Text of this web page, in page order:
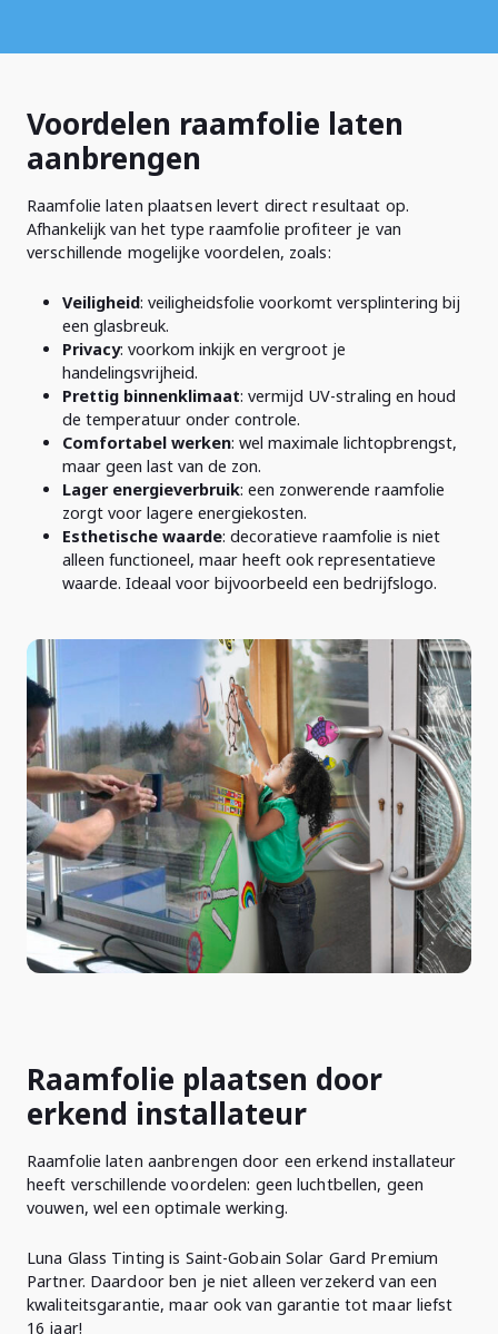
Voordelen raamfolie laten
aanbrengen
Raamfolie laten plaatsen levert direct resultaat op.
Afhankelijk van het type raamfolie profiteer je van
verschillende mogelijke voordelen, zoals:
Veiligheid: veiligheidsfolie voorkomt versplintering bij
een glasbreuk.
Privacy: voorkom inkijk en vergroot je
handelingsvrijheid.
Prettig binnenklimaat: vermijd UV-straling en houd
de temperatuur onder controle.
Comfortabel werken: wel maximale lichtopbrengst,
maar geen last van de zon.
Lager energieverbruik: een zonwerende raamfolie
zorgt voor lagere energiekosten.
Esthetische waarde: decoratieve raamfolie is niet
alleen functioneel, maar heeft ook representatieve
waarde. Ideaal voor bijvoorbeeld een bedrijfslogo.
Raamfolie plaatsen door
erkend installateur
Raamfolie laten aanbrengen door een erkend installateur
heeft verschillende voordelen: geen luchtbellen, geen
vouwen, wel een optimale werking.
Luna Glass Tinting is Saint-Gobain Solar Gard Premium
Partner. Daardoor ben je niet alleen verzekerd van een
kwaliteitsgarantie, maar ook van garantie tot maar liefst
16 jaar!